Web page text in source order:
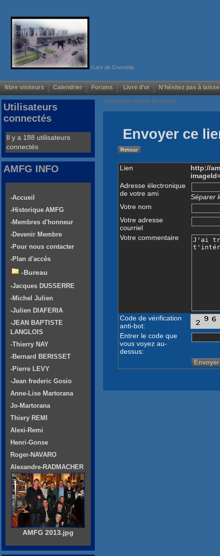
Gare de Grenoble
Nbre visiteurs Calendrier Forums Livre d'or N'hésitez pas à
Voir/Cacher menus de gauche
Envoyer ce
Retour
Lien
http://
Adresse électronique
de votre ami
Séparer
Votre nom
Votre adresse
courriel
Votre commentaire
Code de vérification
anti-bot:
Entrer le code que
vous voyez au-
dessus:
Utilisateurs
connectés
Il y a 188 utilisateurs
connectés
AMFG INFO
-Accueil
-Historique AMFG
-Membres d'honneur
-Devenir Membre
-Pour nous contacter
-Plan d'accés
-Bureau
-Jacques DUSSERRE
-Michel Julien
-Julien DIAFERIA
-JEAN BAPTISTE
LANGLOIS
-Thierry NAY
-Bernard BERISSET
-Pierre LEVY
-Jean frederic Gosio
Anne-Lise Martorana
Jo-Martorana
Thiery REMI
Alexi-Remi
Henri-Gonse
Roger-NAVARO
Alexandre-RADMACHER
AMFG 2013.jpg